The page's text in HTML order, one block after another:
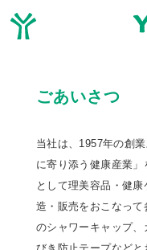
ごあいさつ
当社は、1957年の創
に寄り添う健康産業
として理美容品・健
造・販売をおこなっ
のシャワーキャップ